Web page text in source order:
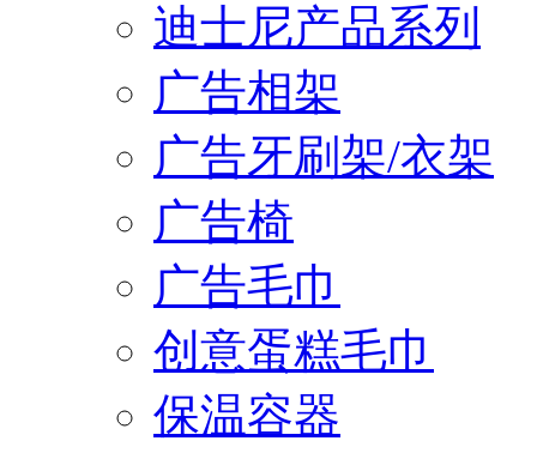
迪士尼产品系列
广告相架
广告牙刷架/衣架
广告椅
广告毛巾
创意蛋糕毛巾
保温容器